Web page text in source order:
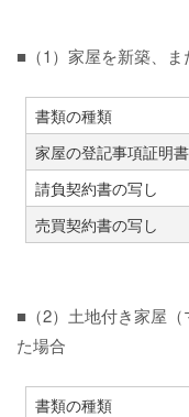
■（1）家屋を新築、
書類の種類
家屋の登記事項証明書
請負契約書の写し
売買契約書の写し
■（2）土地付き家屋
た場合
書類の種類